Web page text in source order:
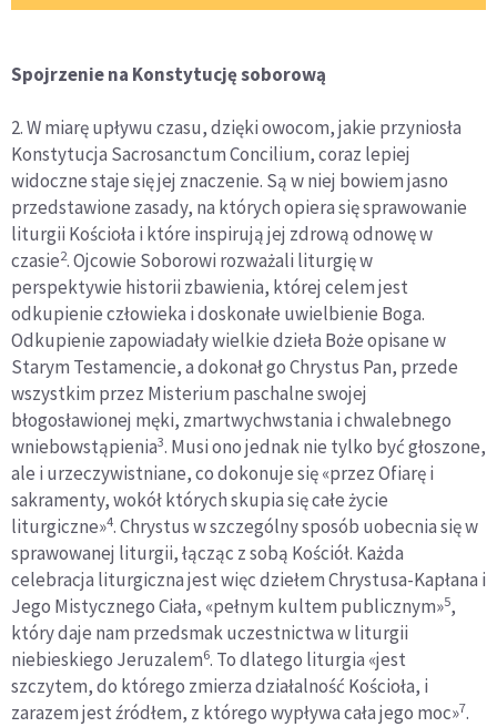
Spojrzenie na Konstytucję soborową
2. W miarę upływu czasu, dzięki owocom, jakie przyniosła
Konstytucja Sacrosanctum Concilium, coraz lepiej
widoczne staje się jej znaczenie. Są w niej bowiem jasno
przedstawione zasady, na których opiera się sprawowanie
liturgii Kościoła i które inspirują jej zdrową odnowę w
czasie2. Ojcowie Soborowi rozważali liturgię w
perspektywie historii zbawienia, której celem jest
odkupienie człowieka i doskonałe uwielbienie Boga.
Odkupienie zapowiadały wielkie dzieła Boże opisane w
Starym Testamencie, a dokonał go Chrystus Pan, przede
wszystkim przez Misterium paschalne swojej
błogosławionej męki, zmartwychwstania i chwalebnego
wniebowstąpienia3. Musi ono jednak nie tylko być głoszone,
ale i urzeczywistniane, co dokonuje się «przez Ofiarę i
sakramenty, wokół których skupia się całe życie
liturgiczne»4. Chrystus w szczególny sposób uobecnia się w
sprawowanej liturgii, łącząc z sobą Kościół. Każda
celebracja liturgiczna jest więc dziełem Chrystusa-Kapłana i
Jego Mistycznego Ciała, «pełnym kultem publicznym»5,
który daje nam przedsmak uczestnictwa w liturgii
niebieskiego Jeruzalem6. To dlatego liturgia «jest
szczytem, do którego zmierza działalność Kościoła, i
zarazem jest źródłem, z którego wypływa cała jego moc»7.